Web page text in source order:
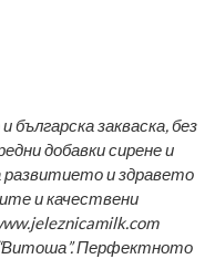
българска закваска, без
добавки сирене и
развитието и здравето
и качествени
Перфектното